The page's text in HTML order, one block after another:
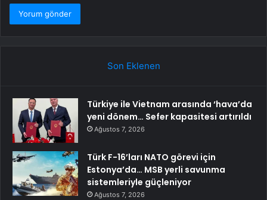
Son Eklenen
Türkiye ile Vietnam arasında ‘hava’da
yeni dönem… Sefer kapasitesi artırıldı
Ağustos 7, 2026
Türk F-16’ları NATO görevi için
Estonya’da… MSB yerli savunma
sistemleriyle güçleniyor
Ağustos 7, 2026